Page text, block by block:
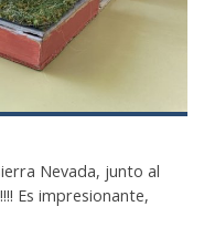
Nevada, junto al
Es impresionante,